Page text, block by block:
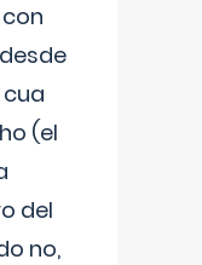
(el
del
no,